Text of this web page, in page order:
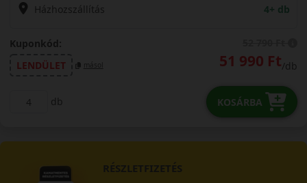
Házhozszállítás 4+ db
Kuponkód:
LENDÜLET
másol 51 990 Ft/db
db KOSÁRBA
RÉSZLETFIZETÉS